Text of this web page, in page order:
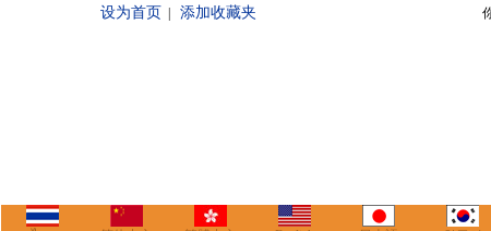
设为首页 添加收藏夹 你好，欢迎来到